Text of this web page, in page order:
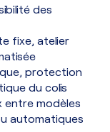
des
fixe, atelier
protection
du colis
entre modèles
automatiques